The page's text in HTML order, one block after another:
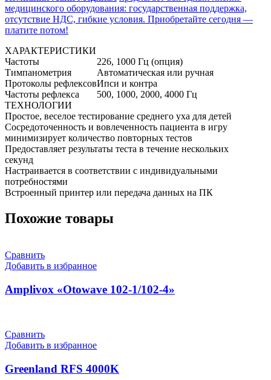
медицинского оборудования: государственная поддержка,
отсутствие НДС, гибкие условия. Приобретайте сегодня —
платите потом!
ХАРАКТЕРИСТИКИ
Частоты
226, 1000 Гц (опция)
Тимпанометрия
Автоматическая или ручная
Протоколы рефлексовИпси и контра
Частоты рефлекса
500, 1000, 2000, 4000 Гц
ТЕХНОЛОГИИ
Простое, веселое тестирование среднего уха для детей
Сосредоточенность и вовлеченность пациента в игру
минимизирует количество повторных тестов
Предоставляет результаты теста в течение нескольких
секунд
Настраивается в соответствии с индивидуальными
потребностями
Встроенный принтер или передача данных на ПК
Похожие товары
Сравнить
Добавить в избранное
Amplivox «Otowave 102-1/102-4»
Сравнить
Добавить в избранное
Greenland RFS 4000K